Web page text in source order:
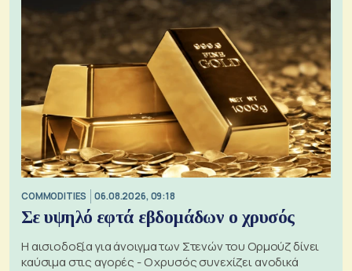
COMMODITIES 06.08.2026, 09:18
Σε υψηλό εφτά εβδομάδων ο χρυσός
Η αισιοδοξία για άνοιγμα των Στενών του Ορμούζ δίνει
καύσιμα στις αγορές - Ο χρυσός συνεχίζει ανοδικά